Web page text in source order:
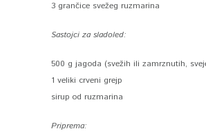
3 grančice svežeg ruzmarina
Sastojci za sladoled:
500 g jagoda (svežih ili zamrznutih,
1 veliki crveni grejp
sirup od ruzmarina
Priprema: